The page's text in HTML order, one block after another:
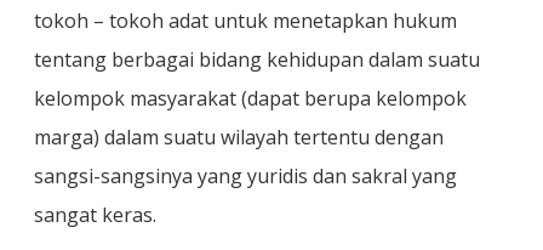
tokoh – tokoh adat untuk menetapkan hukum
tentang berbagai bidang kehidupan dalam suatu
kelompok masyarakat (dapat berupa kelompok
marga) dalam suatu wilayah tertentu dengan
sangsi-sangsinya yang yuridis dan sakral yang
sangat keras.